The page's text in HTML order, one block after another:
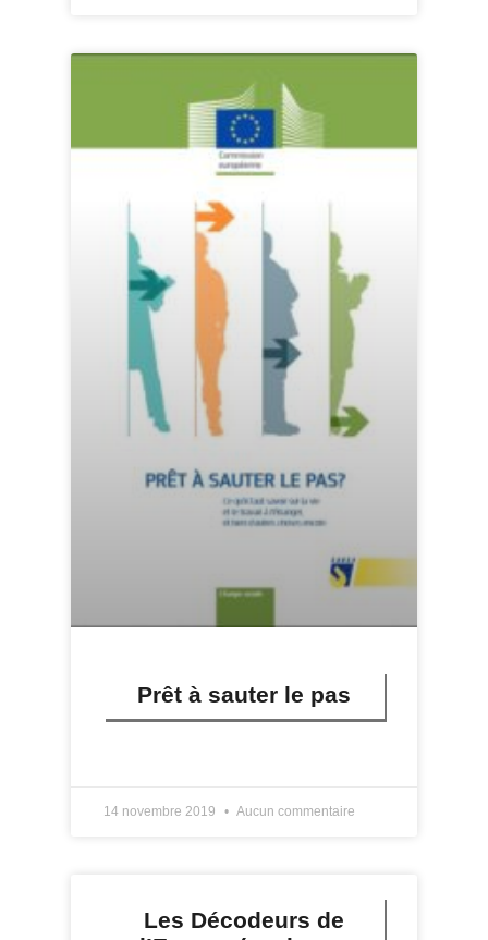
Prêt à sauter le pas
14 novembre 2019 Aucun commentaire
Les Décodeurs de